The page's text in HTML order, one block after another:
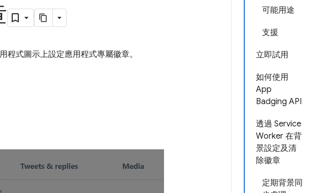
可能用途
支援
立即試用
如何使用
App
Badging API
透過 Service
Worker 在背
景設定及清
除徽章
定期背景同
式圖示上設定應用程式專屬徽章。